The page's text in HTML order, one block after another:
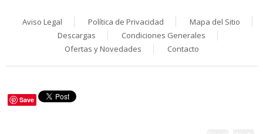
Aviso Legal Política de Privacidad
Mapa del Sitio
Descargas
Condiciones Generales
Ofertas y Novedades
Contacto
Save